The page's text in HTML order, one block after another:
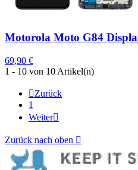
Motorola Moto G84
69,90 €
1 - 10 von 10 Artikel(n)
Zurück
1
Weiter
Zurück nach oben 